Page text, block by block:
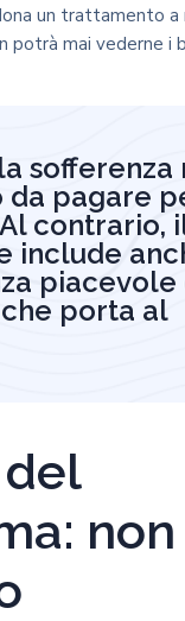
un trattamento a
potrà mai vederne i
la sofferenza
da pagare
contrario,
include
porta al